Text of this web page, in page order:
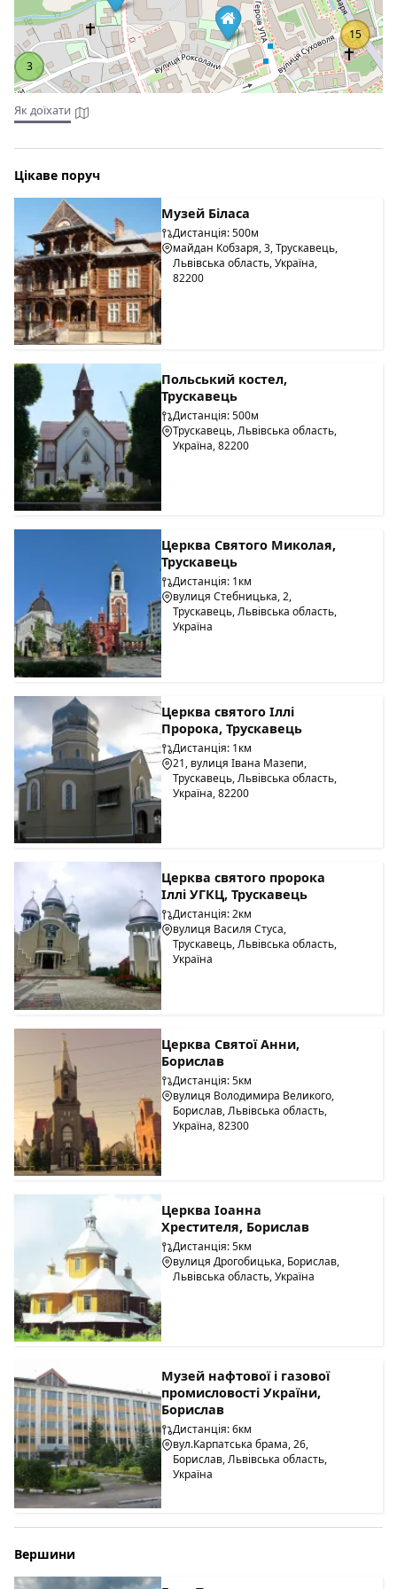
15
3
Як доїхати
Цікаве поруч
Музей Біласа
Дистанція: 500м
майдан Кобзаря, 3, Трускавець,
Львівська область, Україна,
82200
Польський костел,
Трускавець
Дистанція: 500м
Трускавець, Львівська область,
Україна, 82200
Церква Святого Миколая,
Трускавець
Дистанція: 1км
вулиця Стебницька, 2,
Трускавець, Львівська область,
Україна
Церква святого Іллі
Пророка, Трускавець
Дистанція: 1км
21, вулиця Івана Мазепи,
Трускавець, Львівська область,
Україна, 82200
Церква святого пророка
Іллі УГКЦ, Трускавець
Дистанція: 2км
вулиця Василя Стуса,
Трускавець, Львівська область,
Україна
Церква Святої Анни,
Борислав
Дистанція: 5км
вулиця Володимира Великого,
Борислав, Львівська область,
Україна, 82300
Церква Іоанна
Хрестителя, Борислав
Дистанція: 5км
вулиця Дрогобицька, Борислав,
Львівська область, Україна
Музей нафтової і газової
промисловості України,
Борислав
Дистанція: 6км
вул.Карпатська брама, 26,
Борислав, Львівська область,
Україна
Вершини